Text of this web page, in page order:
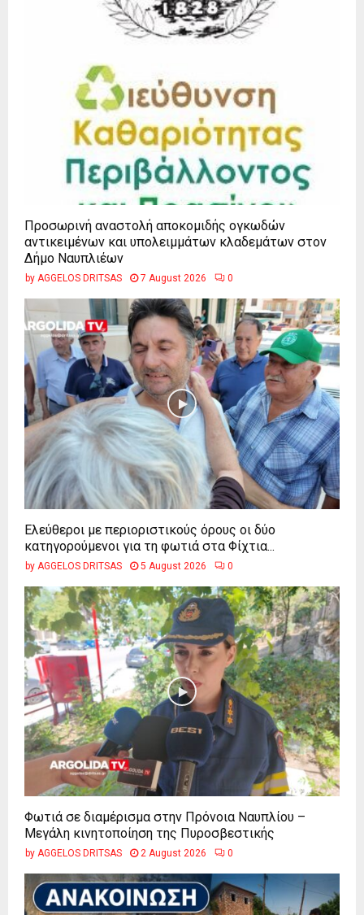
Προσωρινή αναστολή αποκομιδής ογκωδών
αντικειμένων και υπολειμμάτων κλαδεμάτων στον
Δήμο Ναυπλιέων
by AGGELOS DRITSAS 7 August 2026 0
Ελεύθεροι με περιοριστικούς όρους οι δύο
κατηγορούμενοι για τη φωτιά στα Φίχτια...
by AGGELOS DRITSAS 5 August 2026 0
Φωτιά σε διαμέρισμα στην Πρόνοια Ναυπλίου –
Μεγάλη κινητοποίηση της Πυροσβεστικής
by AGGELOS DRITSAS 2 August 2026 0